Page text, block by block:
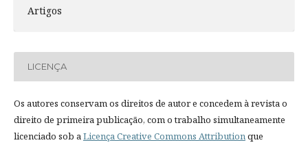
Artigos
LICENÇA
Os autores conservam os direitos de autor e concedem à revista o
direito de primeira publicação, com o trabalho simultaneamente
licenciado sob aLicença Creative Commons Attributionque